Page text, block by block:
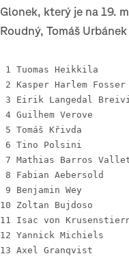
Glonek, který je na 19.
Roudný, Tomáš